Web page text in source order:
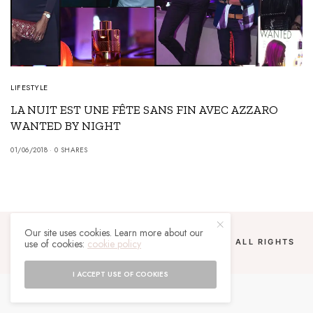
LIFESTYLE
LA NUIT EST UNE FÊTE SANS FIN AVEC AZZARO
WANTED BY NIGHT
01/06/2018 0 SHARES
COPYRIGHT 2024 UN MALGACHE À PARIS. ALL RIGHTS
Our site uses cookies. Learn more about our
use of cookies: cookie policy
I ACCEPT USE OF COOKIES